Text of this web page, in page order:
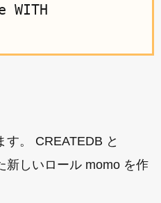
WITH
す。 CREATEDB と
新しいロール momo を作